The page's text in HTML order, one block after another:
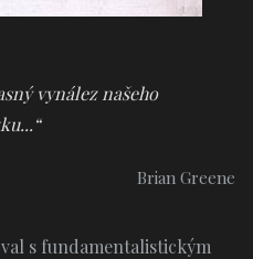
vynález našeho
Brian Greene
s fundamentalistickým